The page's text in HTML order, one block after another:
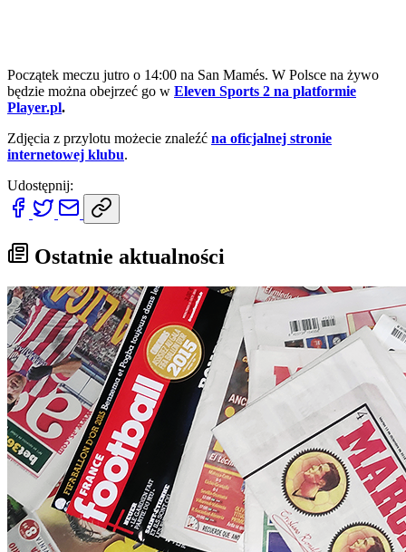
Początek meczu jutro o 14:00 na San Mamés. W Polsce na żywo
będzie można obejrzeć go w Eleven Sports 2 na platformie
Player.pl.
Zdjęcia z przylotu możecie znaleźć na oficjalnej stronie
internetowej klubu.
Udostępnij:
Ostatnie aktualności